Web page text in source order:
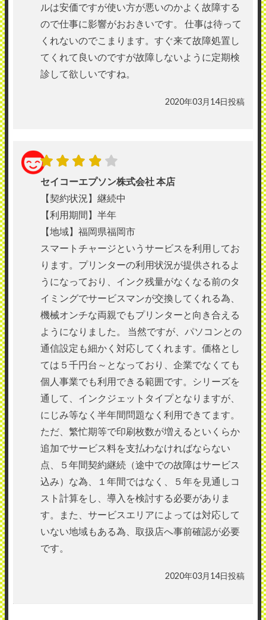
ルは安価ですが使い方が悪いのかよく故障する
ので仕事に影響がおおきいです。 仕事は待って
くれないのでこまります。すぐ来て故障処置し
てくれて良いのですが故障しないように定期検
診して欲しいですね。
2020年03月14日投稿
セイコーエプソン株式会社 本店
【契約状況】継続中
【利用期間】半年
【地域】福岡県福岡市
スマートチャージというサービスを利用してお
ります。プリンターの利用状況が提供されるよ
うになっており、インク残量がなくなる前のタ
イミングでサービスマンが交換してくれる為、
機械オンチな両親でもプリンターと向き合える
ようになりました。 当然ですが、パソコンとの
通信設定も細かく対応してくれます。価格とし
ては５千円台～となっており、企業でなくても
個人事業でも利用できる範囲です。シリーズを
通して、インクジェットタイプとなりますが、
にじみ等なく半年間問題なく利用できてます。
ただ、繁忙期等で印刷枚数が増えるといくらか
追加でサービス料を支払わなければならない
点、５年間契約継続（途中での故障はサービス
込み）な為、１年間ではなく、５年を見通しコ
スト計算をし、導入を検討する必要がありま
す。また、サービスエリアによっては対応して
いない地域もある為、取扱店へ事前確認が必要
です。
2020年03月14日投稿